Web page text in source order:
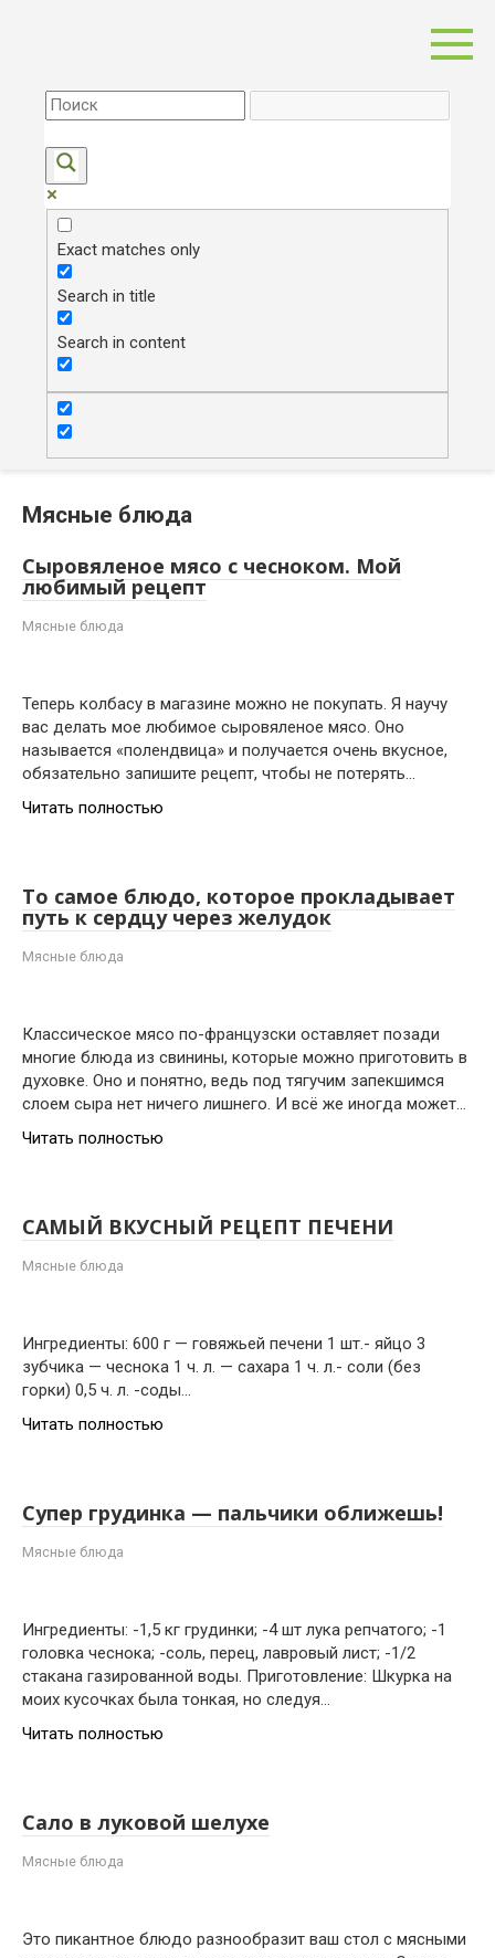
Exact matches only
Search in title
Search in content
Мясные блюда
Сыровяленое мясо с чесноком. Мой
любимый рецепт
Мясные блюда
Теперь колбасу в магазине можно не покупать. Я научу
вас делать мое любимое сыровяленое мясо. Оно
называется «полендвица» и получается очень вкусное,
обязательно запишите рецепт, чтобы не потерять…
Читать полностью
То самое блюдо, которое прокладывает
путь к сердцу через желудок
Мясные блюда
Классическое мясо по-французски оставляет позади
многие блюда из свинины, которые можно приготовить в
духовке. Оно и понятно, ведь под тягучим запекшимся
слоем сыра нет ничего лишнего. И всё же иногда может…
Читать полностью
САМЫЙ ВКУСНЫЙ РЕЦЕПТ ПЕЧЕНИ
Мясные блюда
Ингредиенты: 600 г — говяжьей печени 1 шт.- яйцо 3
зубчика — чеснока 1 ч. л. — сахара 1 ч. л.- соли (без
горки) 0,5 ч. л. -соды…
Читать полностью
Супер грудинка — пальчики оближешь!
Мясные блюда
Ингредиенты: -1,5 кг грудинки; -4 шт лука репчатого; -1
головка чеснока; -соль, перец, лавровый лист; -1/2
стакана газированной воды. Приготовление: Шкурка на
моих кусочках была тонкая, но следуя…
Читать полностью
Сало в луковой шелухе
Мясные блюда
Это пикантное блюдо разнообразит ваш стол с мясными